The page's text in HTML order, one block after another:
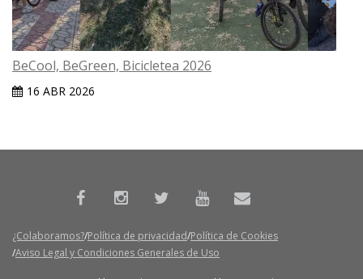
BeCool, BeGreen, Bicicletea 2026
16 ABR 2026
¿Colaboramos? Política de privacidad Política de Cookies
Aviso Legal y Condiciones Generales de Uso